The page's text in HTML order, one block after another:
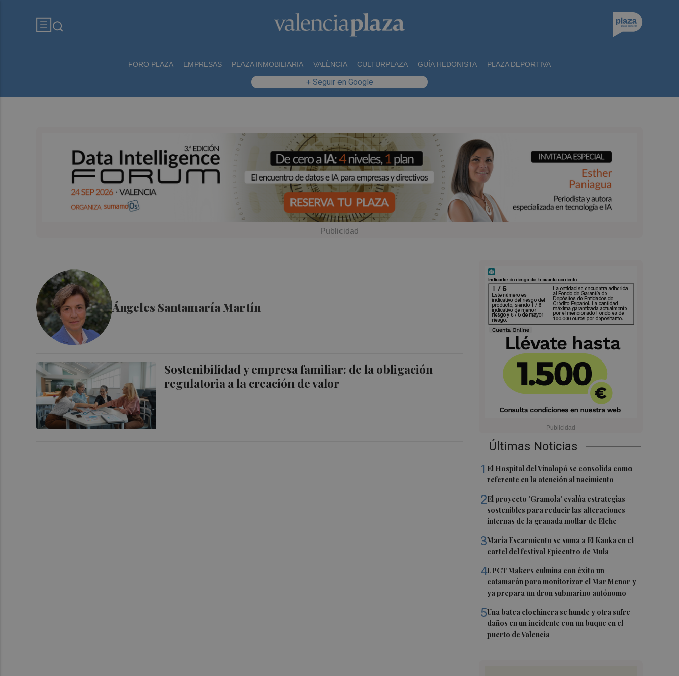
FORO PLAZA EMPRESAS PLAZA INMOBILIARIA VALÈNCIA CULTURPLAZA GUÍA HEDONISTA PLAZA DEPORTIVA
+ Seguir en Google
Ángeles Santamaría Martín
Sostenibilidad y empresa familiar: de la obligación
regulatoria a la creación de valor
Últimas Noticias
1 El Hospital del Vinalopó se consolida como
referente en la atención al nacimiento
2El proyecto 'Gramola' evalúa estrategias
sostenibles para reducir las alteraciones
internas de la granada mollar de Elche
3María Escarmiento se suma a El Kanka en el
cartel del festival Epicentro de Mula
4UPCT Makers culmina con éxito un
catamarán para monitorizar el Mar Menor y
ya prepara un dron submarino autónomo
5Una batea clochinera se hunde y otra sufre
daños en un incidente con un buque en el
puerto de Valencia